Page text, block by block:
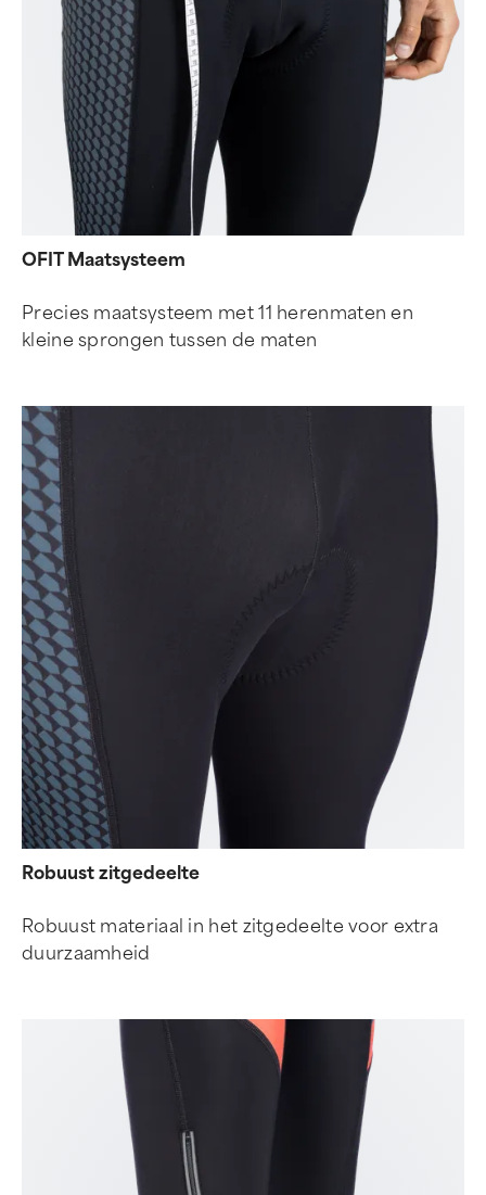
OFIT Maatsysteem
Precies maatsysteem met 11 herenmaten en
kleine sprongen tussen de maten
Robuust zitgedeelte
Robuust materiaal in het zitgedeelte voor extra
duurzaamheid